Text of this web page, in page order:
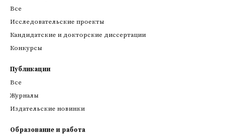
Все
Исследовательские проекты
Кандидатские и докторские диссертации
Конкурсы
Публикации
Все
Журналы
Издательские новинки
Образование и работа